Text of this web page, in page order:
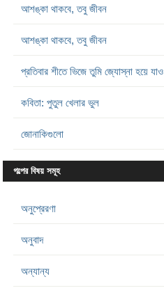
আশঙ্কা থাকবে, তবু জীবন
আশঙ্কা থাকবে, তবু জীবন
প্রতিবার শীতে ভিজে তুমি জ্যোস্না হয়ে যাও
কবিতা: পুতুল খেলার ভুল
জোনাকিগুলো
গল্পের বিষয় সমূহ
অনুপ্রেরণা
অনুবাদ
অন্যান্য